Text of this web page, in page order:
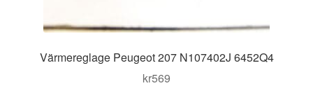
Värmereglage Peugeot 207 N107402J 6452Q4
kr569